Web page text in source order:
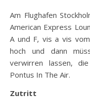
Am Flughafen Stockholm (ARN) gibt es im Terminal 5 die
American Express
A und F, vis a vis
hoch und dann
verwirren lassen,
Pontus In The Air.
Zutritt